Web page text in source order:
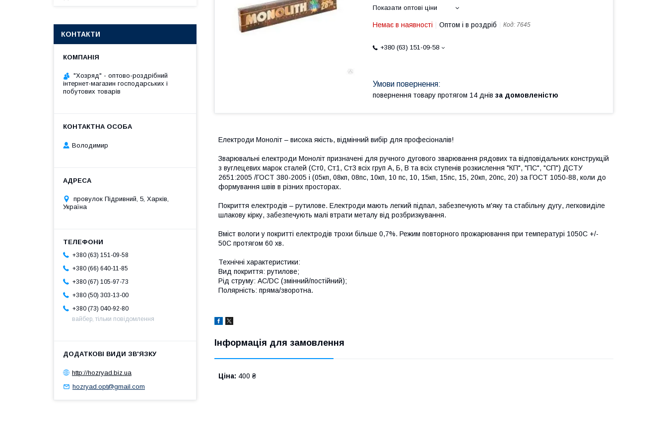
Показати оптові ціни
Немає в наявності Оптом і в роздріб Код: 7645
+380 (63) 151-09-58
повернення товару протягом 14 днів за домовленістю
Електроди Моноліт – висока якість, відмінний вибір для професіоналів!
Зварювальні електроди Моноліт призначені для ручного дугового зварювання рядових та відповідальних конструкцій
з вуглецевих марок сталей (Ст0, Ст1, Ст3 всіх груп А, Б, В та всіх ступенів розкислення "КП", "ПС", "СП") ДСТУ
2651:2005 /ГОСТ 380-2005 і (05кп, 08кп, 08пс, 10кп, 10 пс, 10, 15кп, 15пс, 15, 20кп, 20пс, 20) за ГОСТ 1050-88, коли до
формування швів в різних просторах.
Покриття електродів – рутилове. Електроди мають легкий підпал, забезпечують м'яку та стабільну дугу, легковиділе
шлакову кірку, забезпечують малі втрати металу від розбризкування.
Вміст вологи у покритті електродів трохи більше 0,7%. Режим повторного прожарювання при температурі 1050С +/-
50С протягом 60 хв.
Технічні характеристики:
Вид покриття: рутилове;
Рід струму: AC/DC (змінний/постійний);
Полярність: пряма/зворотна.
Інформація для замовлення
Ціна: 400 ₴
КОНТАКТИ
"Хозряд" - оптово-роздрібний
інтернет-магазин господарських і
побутових товарів
Володимир
провулок Підривний, 5, Харків,
Україна
+380 (63) 151-09-58
+380 (66) 640-11-85
+380 (67) 105-97-73
+380 (50) 303-13-00
+380 (73) 040-92-80
вайбер, тільки повідомлення
http://hozryad.biz.ua
hozryad.opt@gmail.com